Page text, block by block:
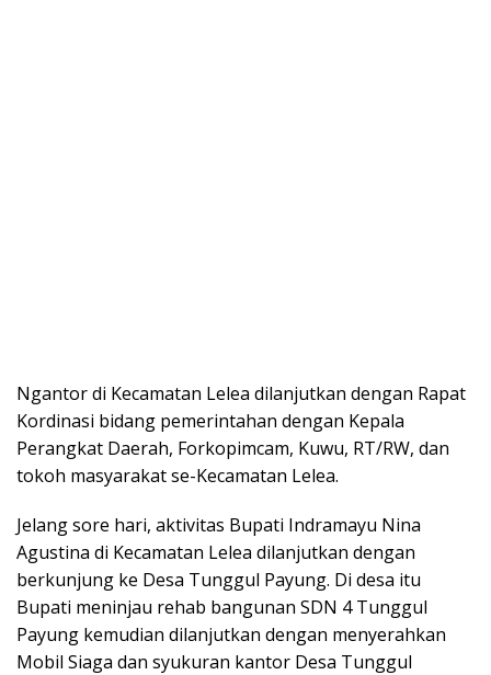
Ngantor di Kecamatan Lelea dilanjutkan dengan Rapat
Kordinasi bidang pemerintahan dengan Kepala
Perangkat Daerah, Forkopimcam, Kuwu, RT/RW, dan
tokoh masyarakat se-Kecamatan Lelea.
Jelang sore hari, aktivitas Bupati Indramayu Nina
Agustina di Kecamatan Lelea dilanjutkan dengan
berkunjung ke Desa Tunggul Payung. Di desa itu
Bupati meninjau rehab bangunan SDN 4 Tunggul
Payung kemudian dilanjutkan dengan menyerahkan
Mobil Siaga dan syukuran kantor Desa Tunggul